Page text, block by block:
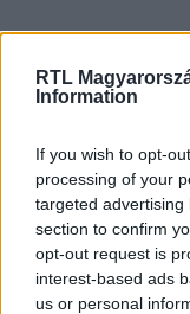
RTL
Information
If you wish to opt-
processing of your
targeted
section to confirm
opt-out request is
interest-based ads
us or personal
Kövess
Facebookon is!